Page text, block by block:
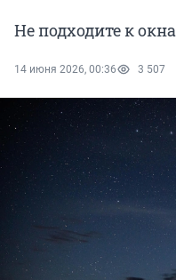
Не подходите к
14 июня 2026, 00:36 3 507